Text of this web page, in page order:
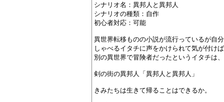
シナリオ名：異邦人と異邦人
シナリオの種類：自作
初心者対応：可能
異世界転移ものの小説が流行っているが自
しゃべるイタチに声をかけられて気が付け
別の異世界で冒険者だったというイタチは
剣の街の異邦人「異邦人と異邦人」
きみたちは生きて帰ることはできるか。